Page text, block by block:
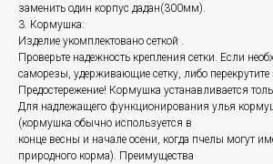
заменить один корпус дадан(300мм).
3. Кормушка:
Изделие укомплектовано сеткой .
Проверьте надежность крепления сетки. Если
саморезы, удерживающие сетку, либо
Предостережение! Кормушка устанавливается
Для надлежащего функционирования улья
(кормушка обычно используется в
конце весны и начале осени, когда пчелы могут
природного корма). Преимущества